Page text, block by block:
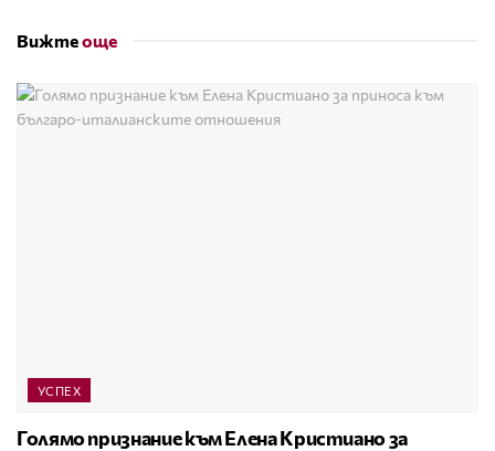
Вижтеоще
УСПЕХ
Голямо признание към Елена Кристиано за